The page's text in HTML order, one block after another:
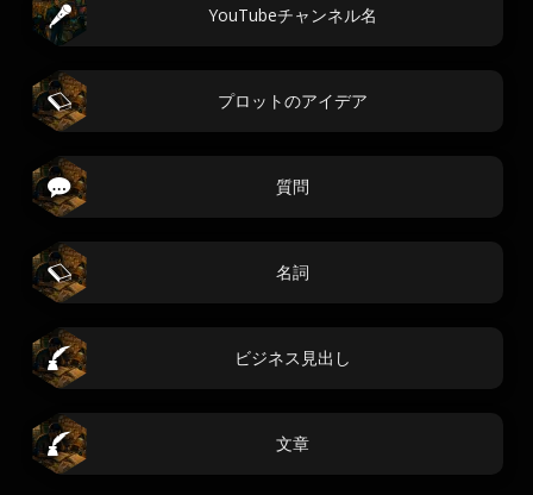
YouTubeチャンネル名
プロットのアイデア
質問
名詞
ビジネス見出し
文章